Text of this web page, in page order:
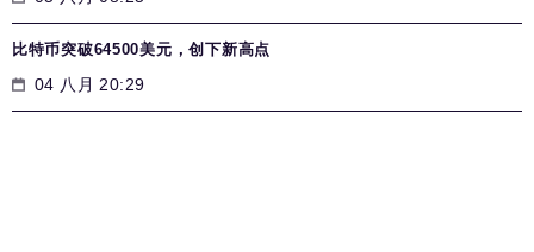
比特币突破64500美元，创下新高点
04 八月 20:29